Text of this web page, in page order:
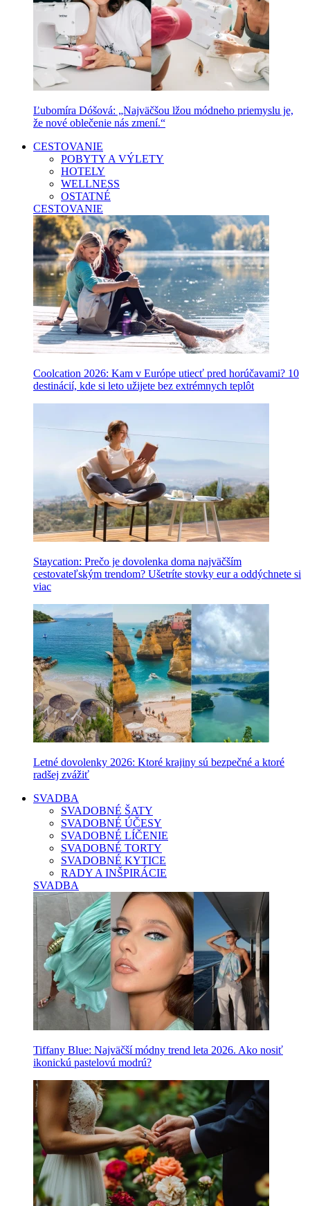
Ľubomíra Dóšová: „Najväčšou lžou módneho priemyslu je,
že nové oblečenie nás zmení.“
CESTOVANIE
POBYTY A VÝLETY
HOTELY
WELLNESS
OSTATNÉ
CESTOVANIE
Coolcation 2026: Kam v Európe utiecť pred horúčavami? 10
destinácií, kde si leto užijete bez extrémnych teplôt
Staycation: Prečo je dovolenka doma najväčším
cestovateľským trendom? Ušetríte stovky eur a oddýchnete si
viac
Letné dovolenky 2026: Ktoré krajiny sú bezpečné a ktoré
radšej zvážiť
SVADBA
SVADOBNÉ ŠATY
SVADOBNÉ ÚČESY
SVADOBNÉ LÍČENIE
SVADOBNÉ TORTY
SVADOBNÉ KYTICE
RADY A INŠPIRÁCIE
SVADBA
Tiffany Blue: Najväčší módny trend leta 2026. Ako nosiť
ikonickú pastelovú modrú?